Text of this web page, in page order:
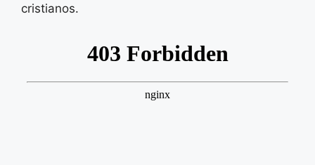
cristianos.